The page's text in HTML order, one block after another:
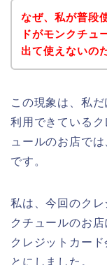
なぜ、私が普段
ドがモンクチュ
出て使えないの
この現象は、私
利用できている
ュールのお店で
です。
私は、今回のク
クチュールのお
クレジットカー
とにしました。